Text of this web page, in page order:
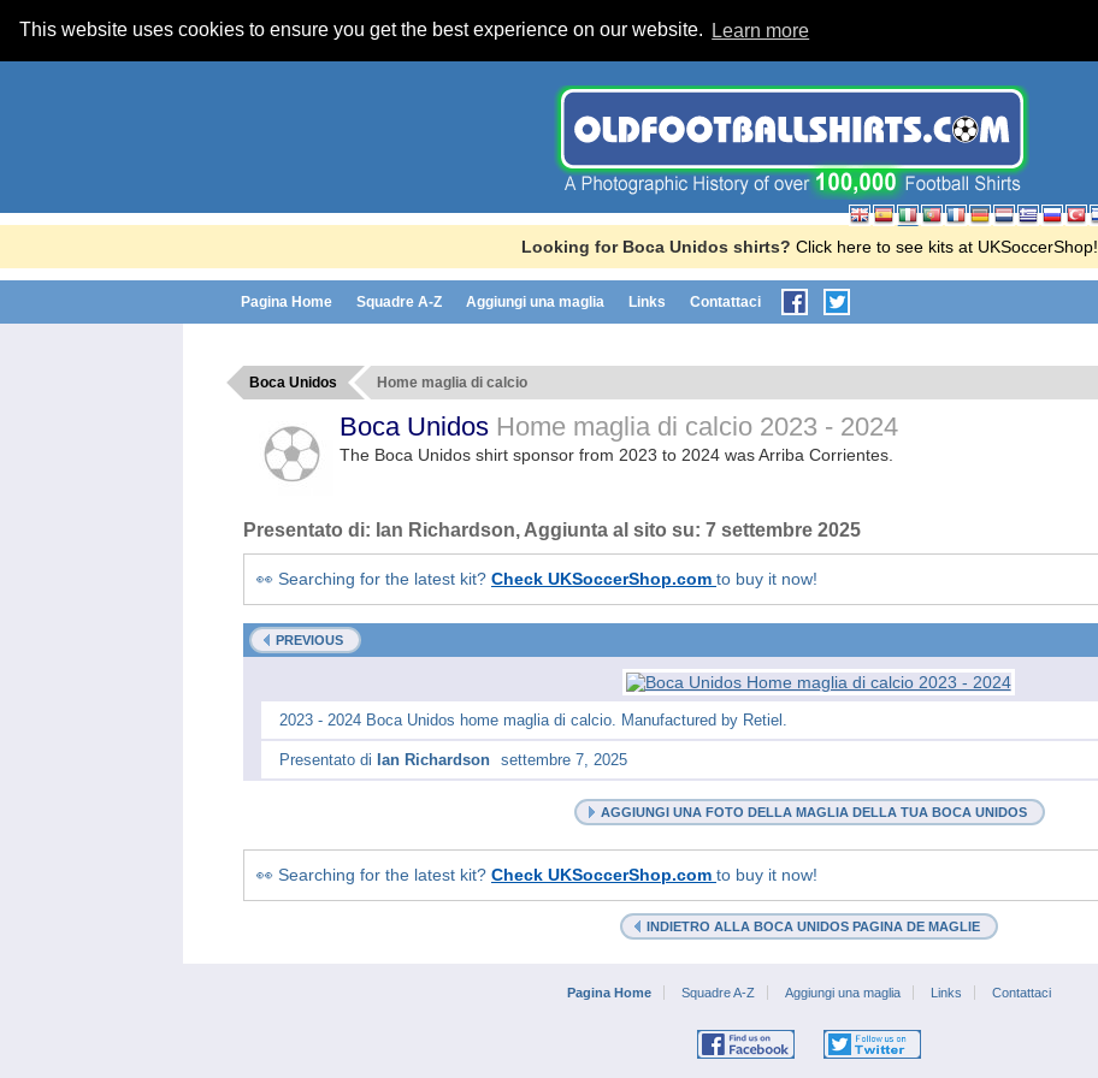
This website uses cookies to ensure you get the best experience on our website. Learn more
Looking for Boca Unidos shirts? Click here to see kits at UKSoccerShop!
Pagina Home Squadre A-Z Aggiungi una maglia Links Contattaci
Boca Unidos Home maglia di calcio
Boca Unidos Home maglia di calcio 2023 - 2024
The Boca Unidos shirt sponsor from 2023 to 2024 was Arriba Corrientes.
Presentato di: Ian Richardson, Aggiunta al sito su: 7 settembre 2025
👀 Searching for the latest kit? Check UKSoccerShop.com to buy it now!
PREVIOUS
2023 - 2024 Boca Unidos home maglia di calcio. Manufactured by Retiel.
Presentato di Ian Richardson settembre 7, 2025
AGGIUNGI UNA FOTO DELLA MAGLIA DELLA TUA BOCA UNIDOS
👀 Searching for the latest kit? Check UKSoccerShop.com to buy it now!
INDIETRO ALLA BOCA UNIDOS PAGINA DE MAGLIE
Pagina Home Squadre A-Z Aggiungi una maglia Links Contattaci